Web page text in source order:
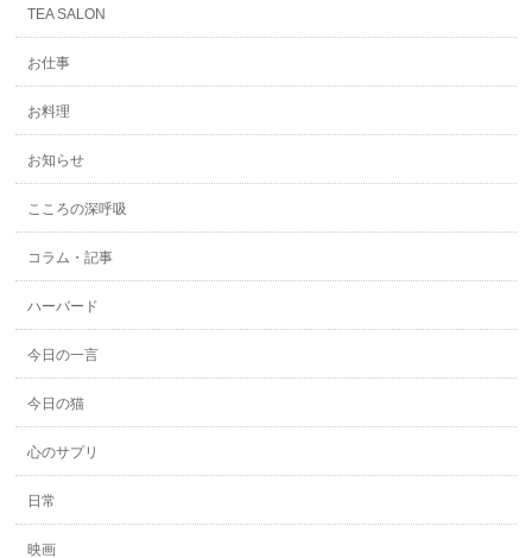
TEA SALON
お仕事
お料理
お知らせ
こころの深呼吸
コラム・記事
ハーバード
今日の一言
今日の猫
心のサプリ
日常
映画